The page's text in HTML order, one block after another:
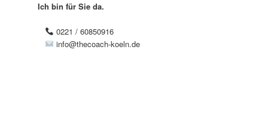
Ich bin für Sie da.
0221 / 60850916
info@thecoach-koeln.de